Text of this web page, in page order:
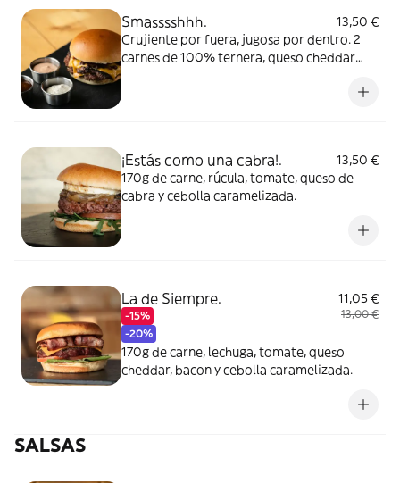
Smasssshhh.
13,50 €
Crujiente por fuera, jugosa por dentro. 2
carnes de 100% ternera, queso cheddar
¡Estás como una cabra!.
13,50 €
170g de carne, rúcula, tomate, queso de
cabra y cebolla caramelizada.
La de Siempre.
-15%
-20%
11,05 €
13,00 €
170g de carne, lechuga, tomate, queso
cheddar, bacon y cebolla caramelizada.
SALSAS